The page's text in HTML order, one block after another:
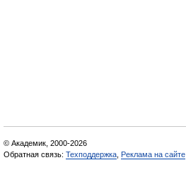
© Академик, 2000-2026
Обратная связь: Техподдержка Реклама на сайте